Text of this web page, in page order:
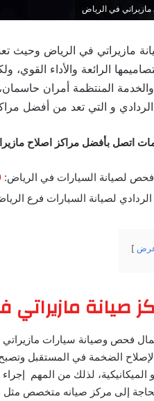
في الرياض
مازيراتي في الرياض وحيث
الرائعة والأداء
والخدمة المنتظمة أمران
و التي تعد من أفضل
اتصل بأفضل مراكز اصلاح
لصيانة السيارات في الرياض:
الردادي لصيانة السيارات فرع
صيانة مازيراتي
فحص وصيانة سيارات مازيراتي
الضخمة في المستقبل
أو الميكانيكية، لذلك من المهم
إلى مركز صيانه متخصص مثل